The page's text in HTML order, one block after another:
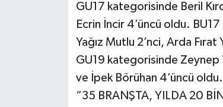
GU17 kategorisinde Beril
Ecrin İncir 4’üncü oldu.
Yağız Mutlu 2’nci, Arda Fırat
GU19 kategorisinde Zeynep
ve İpek Börühan 4’üncü oldu.
“35 BRANŞTA, YILDA 20